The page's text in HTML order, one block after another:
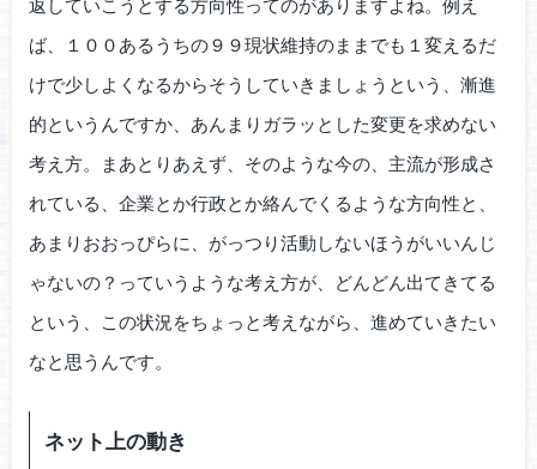
返していこうとする方向性ってのがありますよね。例え
ば、１００あるうちの９９現状維持のままでも１変えるだ
けで少しよくなるからそうしていきましょうという、漸進
的というんですか、あんまりガラッとした変更を求めない
考え方。まあとりあえず、そのような今の、主流が形成さ
れている、企業とか行政とか絡んでくるような方向性と、
あまりおおっぴらに、がっつり活動しないほうがいいんじ
ゃないの？っていうような考え方が、どんどん出てきてる
という、この状況をちょっと考えながら、進めていきたい
なと思うんです。
ネット上の動き